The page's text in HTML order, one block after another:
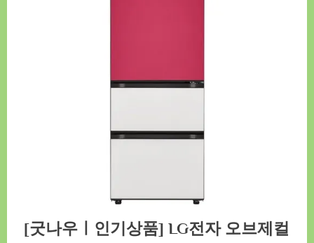
[굿나우ㅣ인기상품] LG전자 오브제컬